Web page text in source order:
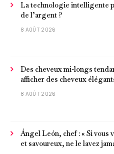
La technologie intelligente
de l’argent ?
8 AOÛT 2026
Des cheveux mi-longs
afficher des cheveux
8 AOÛT 2026
Ángel León, chef : « Si vous
et savoureux, ne le lavez